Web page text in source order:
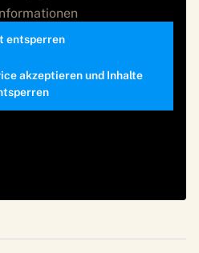
entsperren
akzeptieren und Inhalte